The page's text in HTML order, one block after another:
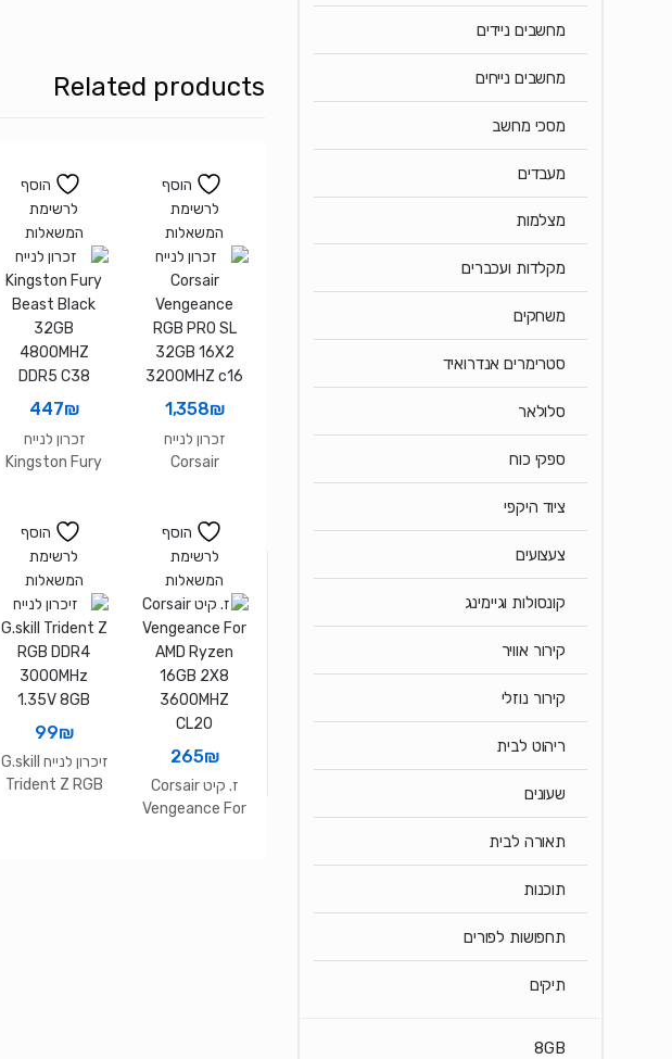
Related products
הוסף
לרשימת
המשאלות
1,358₪
זכרון לנייח
Corsair
32GB 16X2
3200MHZ c16
הוסף
לרשימת
המשאלות
447₪
זכרון לנייח
Kingston Fury
4800MHZ
DDR5 C38
הוסף
לרשימת
המשאלות
265₪
ז. קיט Corsair
Vengeance For
הוסף
לרשימת
המשאלות
99₪
זיכרון לנייח G.skill
Trident Z RGB
מחשבים ניידים
מחשבים נייחים
מסכי מחשב
מעבדים
מצלמות
מקלדות ועכברים
משחקים
סטרימרים אנדרואיד
סלולאר
ספקי כוח
ציוד היקפי
צעצועים
קונסולות וגיימינג
קירור אוויר
קירור נוזלי
ריהוט לבית
שעונים
תאורה לבית
תוכנות
תחפושות לפורים
תיקים
8GB